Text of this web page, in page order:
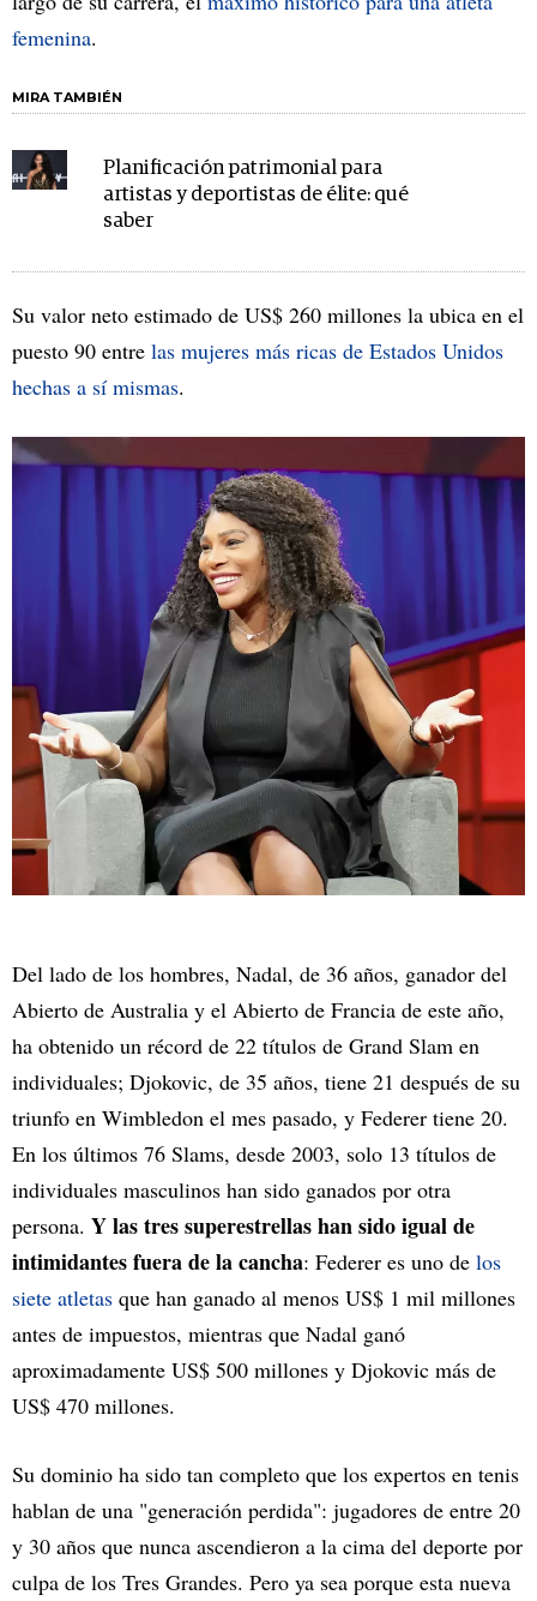
femenina.
MIRA TAMBIÉN
Planificación patrimonial para
artistas y deportistas de élite: qué
saber
Su valor neto estimado de US$ 260 millones la ubica en el
puesto 90 entre las mujeres más ricas de Estados Unidos
hechas a sí mismas.
Del lado de los hombres, Nadal, de 36 años, ganador del
Abierto de Australia y el Abierto de Francia de este año,
ha obtenido un récord de 22 títulos de Grand Slam en
individuales; Djokovic, de 35 años, tiene 21 después de su
triunfo en Wimbledon el mes pasado, y Federer tiene 20.
En los últimos 76 Slams, desde 2003, solo 13 títulos de
individuales masculinos han sido ganados por otra
persona. Y las tres superestrellas han sido igual de
intimidantes fuera de la cancha: Federer es uno de los
siete atletas que han ganado al menos US$ 1 mil millones
antes de impuestos, mientras que Nadal ganó
aproximadamente US$ 500 millones y Djokovic más de
US$ 470 millones.
Su dominio ha sido tan completo que los expertos en tenis
hablan de una "generación perdida": jugadores de entre 20
y 30 años que nunca ascendieron a la cima del deporte por
culpa de los Tres Grandes. Pero ya sea porque esta nueva